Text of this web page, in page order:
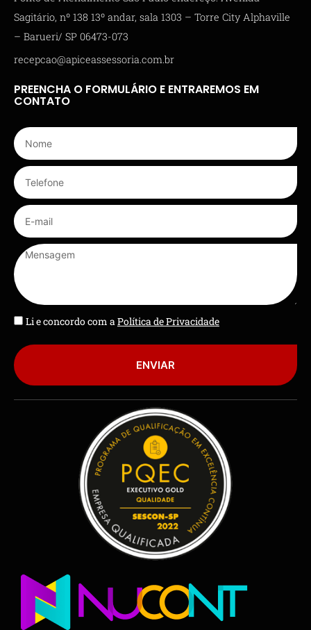
Sagitário, nº 138 13º andar, sala 1303 – Torre City Alphaville
– Barueri/ SP 06473-073
recepcao@apiceassessoria.com.br
PREENCHA O FORMULÁRIO E ENTRAREMOS EM
CONTATO
Li e concordo com aPolítica de Privacidade
ENVIAR